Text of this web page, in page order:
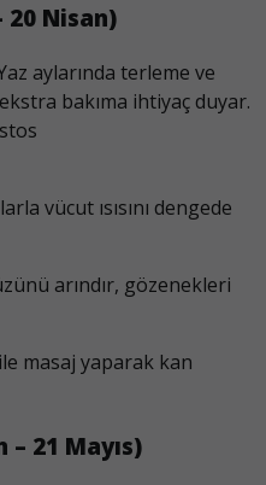
20 Nisan)
aylarında terleme ve
bakıma ihtiyaç duyar.
vücut ısısını dengede
arındır, gözenekleri
masaj yaparak kan
– 21 Mayıs)